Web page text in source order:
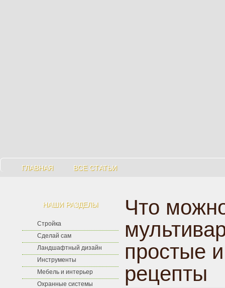
ГЛАВНАЯ ВСЕ СТАТЬИ
НАШИ РАЗДЕЛЫ
Стройка
Сделай сам
Ландшафтный дизайн
Инструменты
Мебель и интерьер
Охранные системы
Что
простые
рецепты